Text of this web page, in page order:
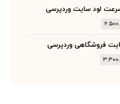
لود سایت وردپرسی
فروشگاهی وردپرسی